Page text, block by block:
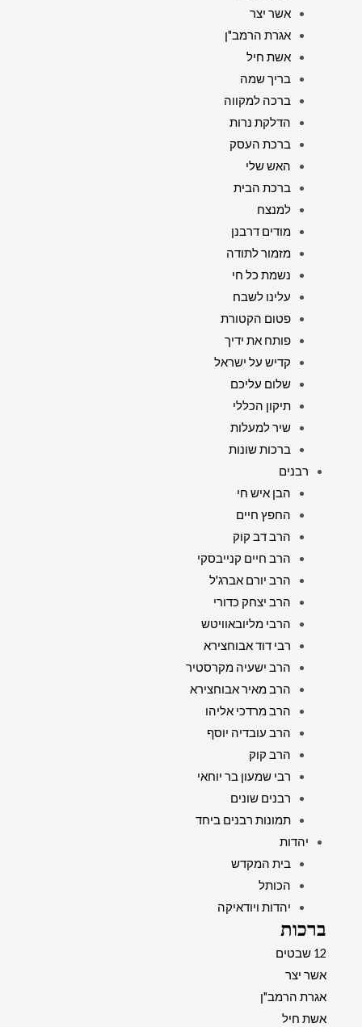
אשר יצר
אגרת הרמב"ן
אשת חיל
בריך שמה
ברכה למקווה
הדלקת נרות
ברכת העסק
האש שלי
ברכת הבית
למנצח
מודים דרבנן
מזמור לתודה
נשמת כל חי
עלינו לשבח
פטום הקטורת
פותח את ידיך
קדיש על ישראל
שלום עליכם
תיקון הכללי
שיר למעלות
ברכות שונות
רבנים
הבן איש חי
החפץ חיים
הרב דב קוק
הרב חיים קנייבסקי
הרב יורם אברג'ל
הרב יצחק כדורי
הרבי מליובאוויטש
רבי דוד אבוחצירא
הרב ישעיה מקרסטיר
הרב מאיר אבוחצירא
הרב מרדכי אליהו
הרב עובדיה יוסף
הרב קוק
רבי שמעון בר יוחאי
רבנים שונים
תמונות רבנים ביחד
יהדות
בית המקדש
הכותל
יהדות ויודאיקה
ברכות
12 שבטים
אשר יצר
אגרת הרמב"ן
אשת חיל